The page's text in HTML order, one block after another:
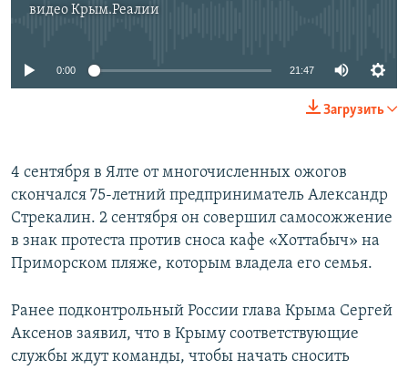
видеоКрым.Реалии
0:00 21:47
Загрузить
4 сентября в Ялте от многочисленных ожогов
скончался 75-летний предприниматель Александр
Стрекалин. 2 сентября он совершил самосожжение
в знак протеста против сноса кафе «Хоттабыч» на
Приморском пляже, которым владела его семья.
Ранее подконтрольный России глава Крыма Сергей
Аксенов заявил, что в Крыму соответствующие
службы ждут команды, чтобы начать сносить